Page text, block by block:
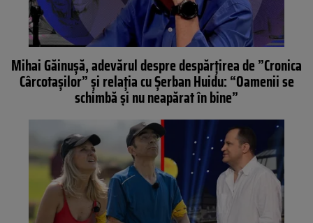
Mihai Găinuşă, adevărul despre despărţirea de ”Cronica
Cârcotaşilor” şi relaţia cu Şerban Huidu: “Oamenii se
schimbă şi nu neapărat în bine”